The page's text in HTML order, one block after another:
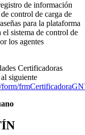
de información
control de carga de
para la plataforma
sistema de control de
los agentes
Certificadoras
siguiente